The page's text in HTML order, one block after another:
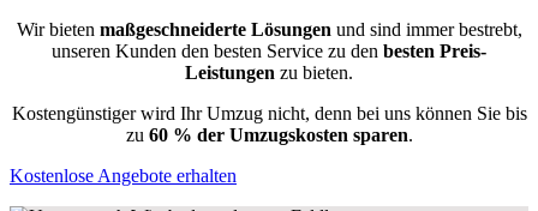
Wir bieten maßgeschneiderte Lösungen und sind immer bestrebt,
unseren Kunden den besten Service zu den besten Preis-
Leistungen zu bieten.
Kostengünstiger wird Ihr Umzug nicht, denn bei uns können Sie bis
zu 60 % der Umzugskosten sparen.
Kostenlose Angebote erhalten